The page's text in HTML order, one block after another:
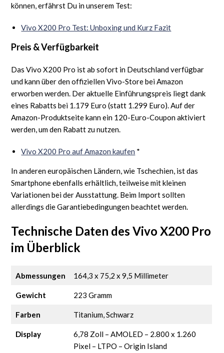
können, erfährst Du in unserem Test:
Vivo X200 Pro Test: Unboxing und Kurz Fazit
Preis & Verfügbarkeit
Das Vivo X200 Pro ist ab sofort in Deutschland verfügbar
und kann über den offiziellen Vivo-Store bei Amazon
erworben werden. Der aktuelle Einführungspreis liegt dank
eines Rabatts bei 1.179 Euro (statt 1.299 Euro). Auf der
Amazon-Produktseite kann ein 120-Euro-Coupon aktiviert
werden, um den Rabatt zu nutzen.
Vivo X200 Pro auf Amazon kaufen *
In anderen europäischen Ländern, wie Tschechien, ist das
Smartphone ebenfalls erhältlich, teilweise mit kleinen
Variationen bei der Ausstattung. Beim Import sollten
allerdings die Garantiebedingungen beachtet werden.
Technische Daten des Vivo X200 Pro
im Überblick
Abmessungen 164,3 x 75,2 x 9,5 Millimeter
Gewicht 223 Gramm
Farben Titanium, Schwarz
Display
6,78 Zoll – AMOLED – 2.800 x 1.260
Pixel – LTPO – Origin Island